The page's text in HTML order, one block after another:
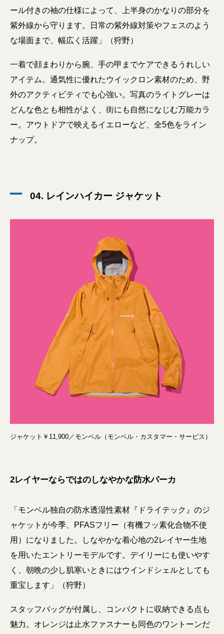
ール付きの袖の仕様によって、上半身のかなりの部分を
紫外線から守ります。日常の紫外線対策やフェスのよう
な場面まで、幅広く活躍」（狩野）
一着で顔まわりから腕、手の甲までケアできるうれしい
アイテム。通気性に優れたウイックロン素材のため、野
外のアクティビティでも心強い。写真のライトグレーは
どんな色とも相性がよく、街にも自然になじむ万能カラ
ー。アウトドアで映えるイエローなど、全5色をライン
ナップ。
04. レインハイカー ジャケット
ジャケット￥11,900／モンベル（モンベル・カスタマー・サービス）
2レイヤーならではのしなやかな防水パーカ
「モンベル独自の防水透湿性素材『ドライテック』のジ
ャケットが今季、PFASフリー（有機フッ素化合物不使
用）になりました。しなやかな着心地の2レイヤー生地
を用いたエントリーモデルです。デイリーにも使いやす
く、朝晩の少し肌寒いときにはウインドシェルとしても
重宝します」（狩野）
スタッフバッグが付属し、コンパクトに収納できる点も
魅力。オレンジは止水ファスナーも同色のワントーンだ